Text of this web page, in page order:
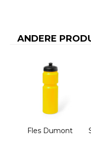
ANDERE
Fles Dumont